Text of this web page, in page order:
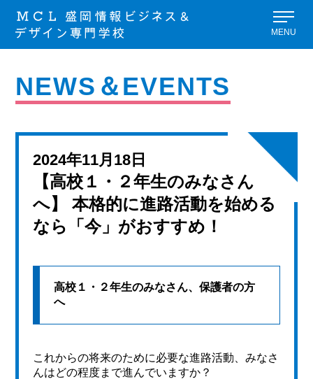
MENU
NEWS＆EVENTS
2024年11月18日
【高校１・２年生のみなさん
へ】 本格的に進路活動を始める
なら「今」がおすすめ！
高校１・２年生のみなさん、保護者の方
へ
これからの将来のために必要な進路活動、みなさ
んはどの程度まで進んでいますか？